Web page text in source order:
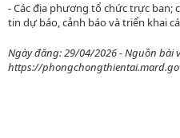
- Các địa phương tổ chức trực
tin dự báo, cảnh báo và triển khai
Ngày đăng: 29/04/2026 - Nguồn bài
https://